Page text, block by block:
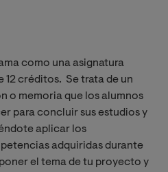
como una asignatura
créditos. Se trata de un
o memoria que los alumnos
para concluir sus estudios y
aplicar los
adquiridas durante
el tema de tu proyecto y